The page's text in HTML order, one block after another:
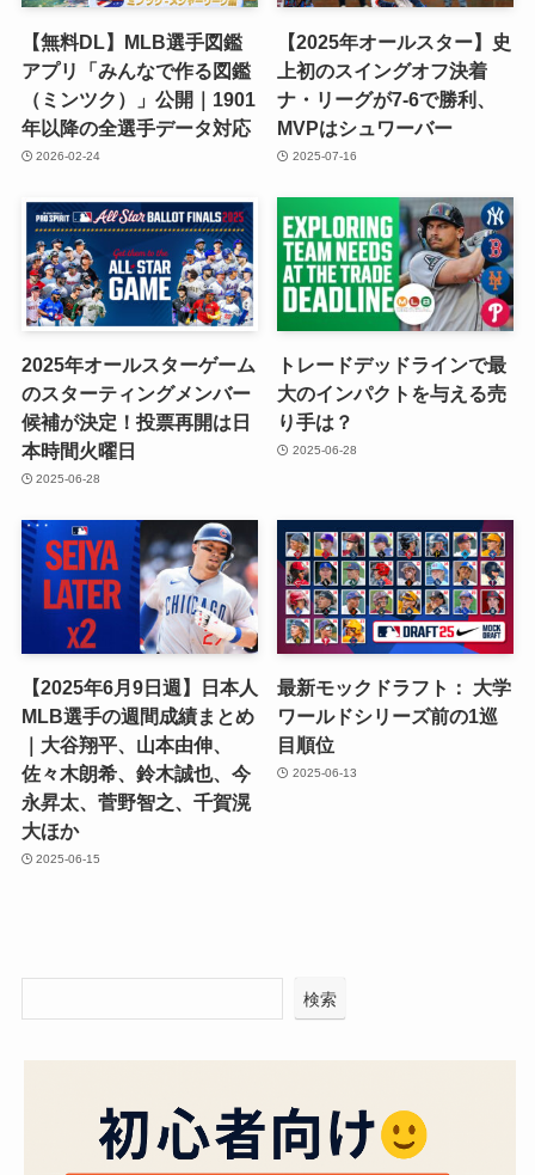
【無料DL】MLB選手図鑑
アプリ「みんなで作る図鑑
（ミンツク）」公開｜1901
年以降の全選手データ対応
2026-02-24
【2025年オールスター】史
上初のスイングオフ決着
ナ・リーグが7-6で勝利、
MVPはシュワーバー
2025-07-16
2025年オールスターゲーム
のスターティングメンバー
候補が決定！投票再開は日
本時間火曜日
2025-06-28
トレードデッドラインで最
大のインパクトを与える売
り手は？
2025-06-28
【2025年6月9日週】日本人
MLB選手の週間成績まとめ
｜大谷翔平、山本由伸、
佐々木朗希、鈴木誠也、今
永昇太、菅野智之、千賀滉
大ほか
2025-06-15
最新モックドラフト： 大学
ワールドシリーズ前の1巡
目順位
2025-06-13
検索